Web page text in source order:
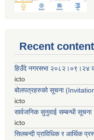
Recent content
हिउँदे नगरसभा २०८२।०९।२४
icto
बोलपत्रहरुको सूचना
icto
सार्वजनिक सुनुवाई सम्बन्धी सूचना
icto
सिलबन्दी प्राविधिक र आर्थिक